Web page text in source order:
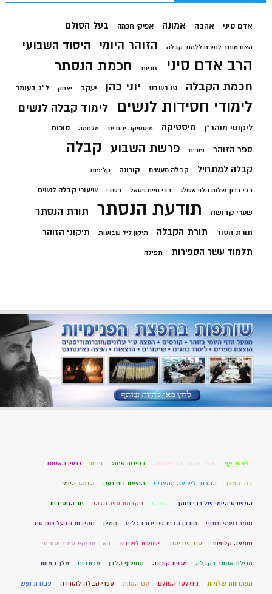
אדם סיני אהבה אמונה אפיקי חכמה בעל הסולם
האם מותר לנשים ללמוד קבלה הזוהר היומי היסוד השבועי
הרב אדם סיני זוגיות חכמת הנסתר
חכמת הקבלה טו בשבט יוני כהן יעקב יצחק ל"ג בעומר
לימודי חסידות לנשים לימוד קבלה לנשים
ליקוטי מוהר"ן מיסטיקה מיסטיקה יהודית מלחמה סוכות
ספר הזוהר פורים פרשת השבוע קבלה
קבלה למתחיל קבלה מעשית קורונה קליפות
רבי ברוך שלום הלוי אשלג רבי חיים ויטאל רשבי שיעורי קבלה לנשים
שערי קדושה תודעת הנסתר תורת הנסתר
תורת הסוד תורת הקבלה תיקון ליל שבועות תיקוני הזוהר
תלמוד עשר הספירות תפילה
. לֹא תִנְאָף. אלה שמות בני ישראל בחירות 2015 ברית גרעין האטום
דוד המלך ההכנה ליציאה ממצרים הוצאת רוח רעה הזוהר היומי
המשפט היומי של רבי נחמן הסולם הקדמת ספר הזהר חג החסידות
חומר גשמי ורוחני חורבן הבית שבירת הכלים חמצן חסידות הבעל שם טוב
טומאה קליפות יסוד שביסוד ישועות לשידוך כא – עתיקא טמיר וסתים
מגילת אסתר בקבלה מגפת קורונה מחשוף הלבן מכתבים מלך המוות
מפתחןות שלמות ניוזלטר הסולם סם המוות ספרי קבלה להורדה עבודת נפש